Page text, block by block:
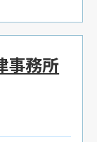
事務所